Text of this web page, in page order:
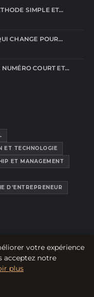
SIMPLE ET…
CHANGE POUR…
COURT ET…
ET TECHNOLOGIE
ET MANAGEMENT
D’ENTREPRENEUR
votre expérience
acceptez notre
plus